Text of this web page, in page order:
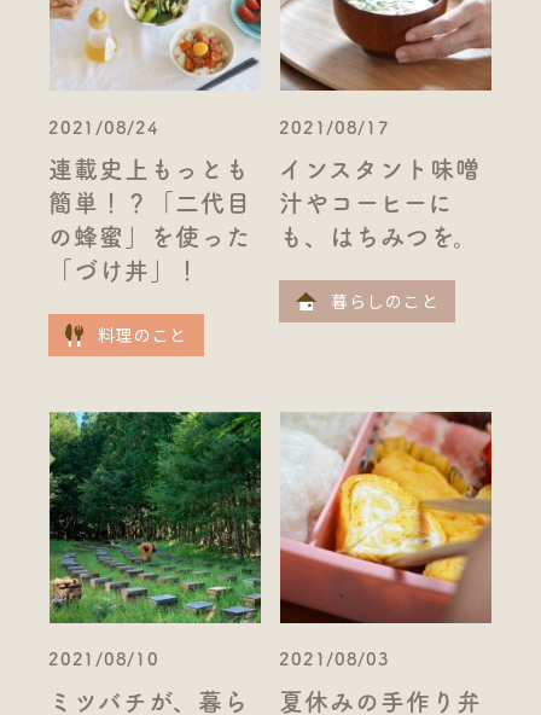
2021/08/24
連載史上もっとも
簡単！？「二代目
の蜂蜜」を使った
「づけ丼」！
料理のこと
2021/08/17
インスタント味噌
汁やコーヒーに
も、はちみつを。
暮らしのこと
2021/08/10
ミツバチが、暮ら
2021/08/03
夏休みの手作り弁